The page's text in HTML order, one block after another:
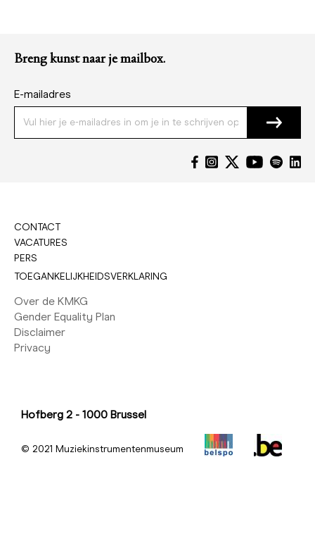
Breng kunst naar je mailbox.
E-mailadres
CONTACT
VACATURES
PERS
TOEGANKELIJKHEIDSVERKLARING
Over de KMKG
Gender Equality Plan
Disclaimer
Privacy
Hofberg 2 - 1000 Brussel
© 2021 Muziekinstrumentenmuseum